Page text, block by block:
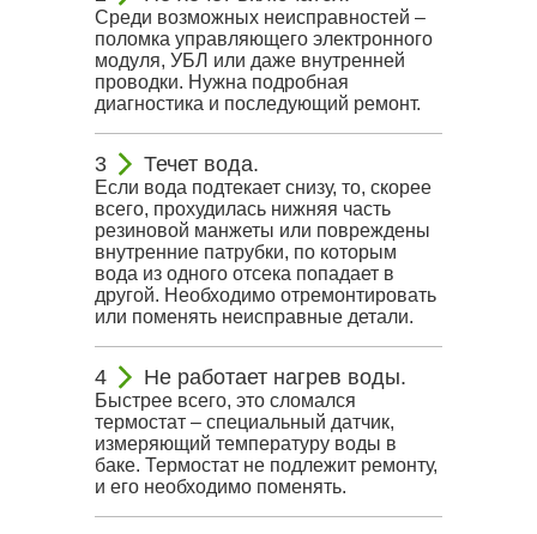
Среди возможных неисправностей –
поломка управляющего электронного
модуля, УБЛ или даже внутренней
проводки. Нужна подробная
диагностика и последующий ремонт.
Течет вода.
Если вода подтекает снизу, то, скорее
всего, прохудилась нижняя часть
резиновой манжеты или повреждены
внутренние патрубки, по которым
вода из одного отсека попадает в
другой. Необходимо отремонтировать
или поменять неисправные детали.
Не работает нагрев воды.
Быстрее всего, это сломался
термостат – специальный датчик,
измеряющий температуру воды в
баке. Термостат не подлежит ремонту,
и его необходимо поменять.